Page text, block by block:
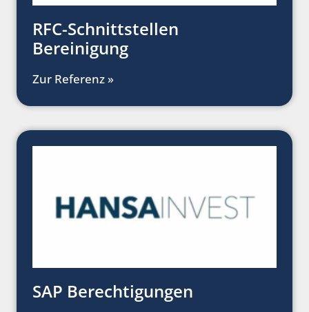
RFC-Schnittstellen
Bereinigung
Zur Referenz »
SAP Berechtigungen